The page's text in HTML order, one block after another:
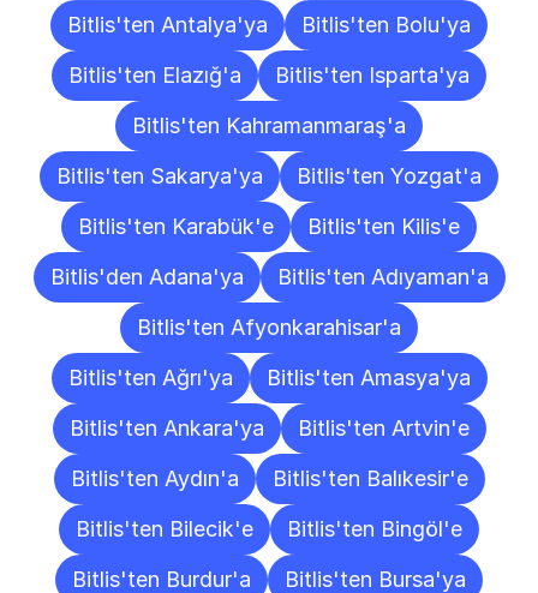
Bitlis'ten Antalya'ya
Bitlis'ten Bolu'ya
Bitlis'ten Elazığ'a
Bitlis'ten Isparta'ya
Bitlis'ten Kahramanmaraş'a
Bitlis'ten Sakarya'ya
Bitlis'ten Yozgat'a
Bitlis'ten Karabük'e
Bitlis'ten Kilis'e
Bitlis'den Adana'ya
Bitlis'ten Adıyaman'a
Bitlis'ten Afyonkarahisar'a
Bitlis'ten Ağrı'ya
Bitlis'ten Amasya'ya
Bitlis'ten Ankara'ya
Bitlis'ten Artvin'e
Bitlis'ten Aydın'a
Bitlis'ten Balıkesir'e
Bitlis'ten Bilecik'e
Bitlis'ten Bingöl'e
Bitlis'ten Burdur'a
Bitlis'ten Bursa'ya